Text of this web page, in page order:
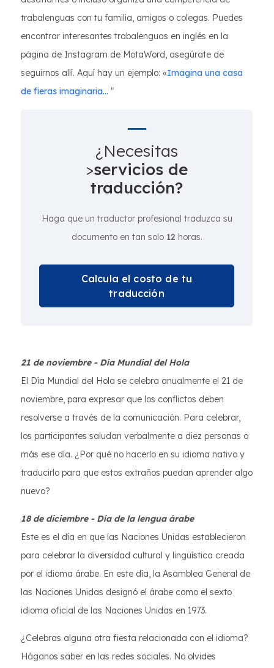
trabalenguas con tu familia, amigos o colegas. Puedes
encontrar interesantes trabalenguas en inglés en la
página de Instagram de MotaWord, asegúrate de
seguirnos allí. Aquí hay un ejemplo: «Imagina una casa
de fieras imaginaria... "
¿Necesitas
>servicios de
traducción?
Haga que un traductor profesional traduzca su
documento en tan solo 12 horas.
Calcula el costo de tu
traducción
21 de noviembre - Día Mundial del Hola
El Día Mundial del Hola se celebra anualmente el 21 de
noviembre, para expresar que los conflictos deben
resolverse a través de la comunicación. Para celebrar,
los participantes saludan verbalmente a diez personas o
más ese día. ¿Por qué no hacerlo en su idioma nativo y
traducirlo para que estos extraños puedan aprender algo
nuevo?
18 de diciembre - Día de la lengua árabe
Este es el día en que las Naciones Unidas establecieron
para celebrar la diversidad cultural y lingüística creada
por el idioma árabe. En este día, la Asamblea General de
las Naciones Unidas designó el árabe como el sexto
idioma oficial de las Naciones Unidas en 1973.
¿Celebras alguna otra fiesta relacionada con el idioma?
Háganos saber en las redes sociales. No olvides